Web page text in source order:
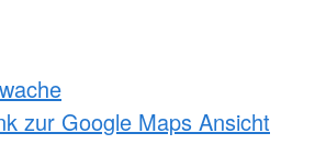
zur Google Maps Ansicht